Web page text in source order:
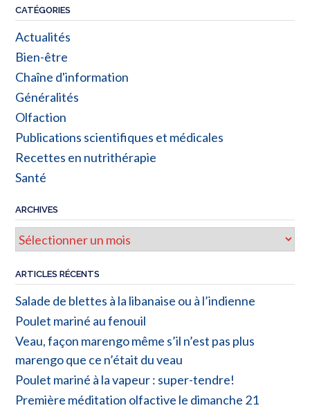
CATÉGORIES
Actualités
Bien-être
Chaîne d'information
Généralités
Olfaction
Publications scientifiques et médicales
Recettes en nutrithérapie
Santé
ARCHIVES
Archives
ARTICLES RÉCENTS
Salade de blettes à la libanaise ou à l’indienne
Poulet mariné au fenouil
Veau, façon marengo même s’il n’est pas plus
marengo que ce n’était du veau
Poulet mariné à la vapeur : super-tendre!
Première méditation olfactive le dimanche 21